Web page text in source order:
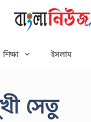
শিক্ষা ইসলাম
সেতু